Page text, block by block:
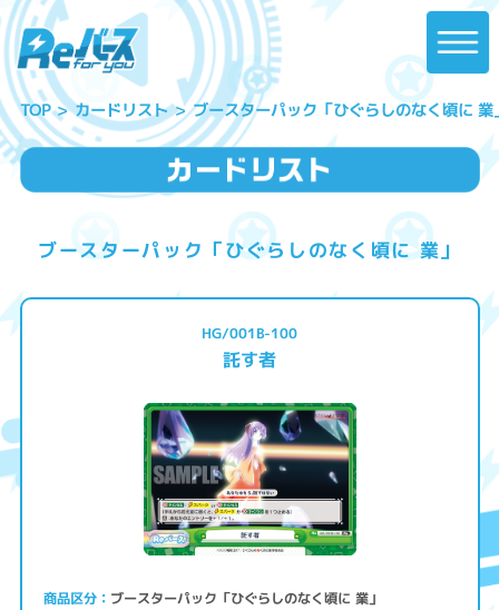
TOP カードリスト ブースターパック「ひぐらしのなく頃に 業
ブースターパック「ひぐらしのなく頃に 業」
HG/001B-100
託す者
商品区分 ブースターパック「ひぐらしのなく頃に 業」